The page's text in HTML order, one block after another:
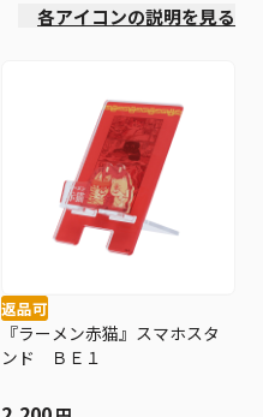
各アイコンの説明を見る
返品可
『ラーメン赤猫』スマホスタ
ンド ＢＥ１